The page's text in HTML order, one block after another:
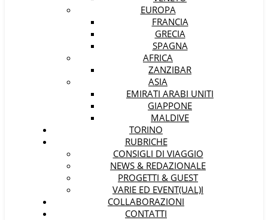
EUROPA
FRANCIA
GRECIA
SPAGNA
AFRICA
ZANZIBAR
ASIA
EMIRATI ARABI UNITI
GIAPPONE
MALDIVE
TORINO
RUBRICHE
CONSIGLI DI VIAGGIO
NEWS & REDAZIONALE
PROGETTI & GUEST
VARIE ED EVENT(UAL)I
COLLABORAZIONI
CONTATTI